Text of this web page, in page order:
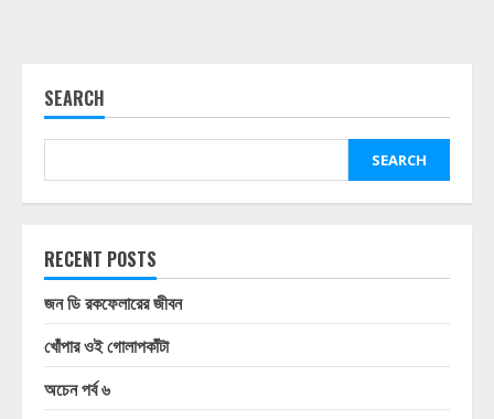
SEARCH
SEARCH
RECENT POSTS
জন ডি রকফেলারের জীবন
খোঁপার ওই গোলাপকাঁটা
অচেন পর্ব ৬